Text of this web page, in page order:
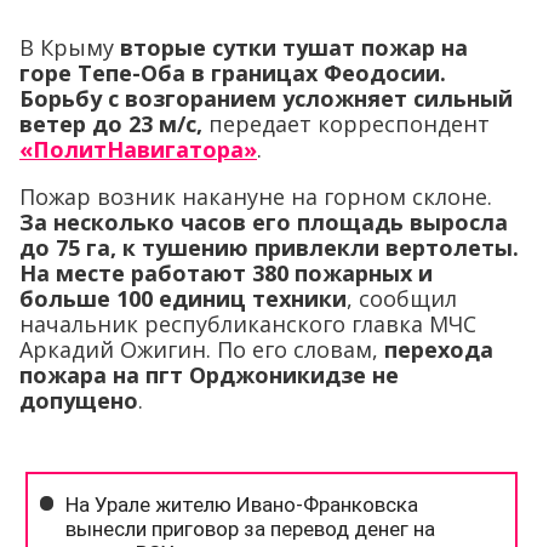
В Крыму вторые сутки тушат пожар на
горе Тепе-Оба в границах Феодосии.
Борьбу с возгоранием усложняет сильный
ветер до 23 м/с, передает корреспондент
«ПолитНавигатора».
Пожар возник накануне на горном склоне.
За несколько часов его площадь выросла
до 75 га, к тушению привлекли вертолеты.
На месте работают 380 пожарных и
больше 100 единиц техники, сообщил
начальник республиканского главка МЧС
Аркадий Ожигин. По его словам, перехода
пожара на пгт Орджоникидзе не
допущено.